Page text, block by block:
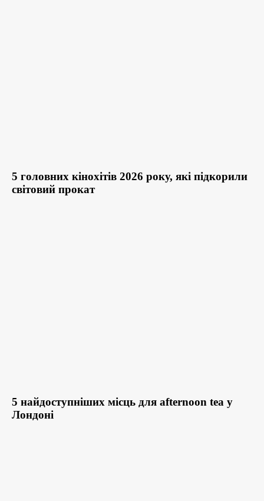
5 головних кінохітів 2026 року, які підкорили
світовий прокат
5 найдоступніших місць для afternoon tea у
Лондоні